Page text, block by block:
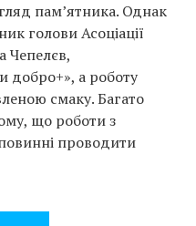
пам’ятника. Однак
голови Асоціації
Чепелєв,
добро+», а роботу
смаку. Багато
що роботи з
проводити